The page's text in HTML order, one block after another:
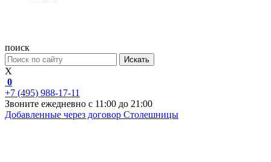
поиск
Искать
X
0
+7 (495) 988-17-11
Звоните ежедневно с 11:00 до 21:00
Добавленные через договор Столешницы